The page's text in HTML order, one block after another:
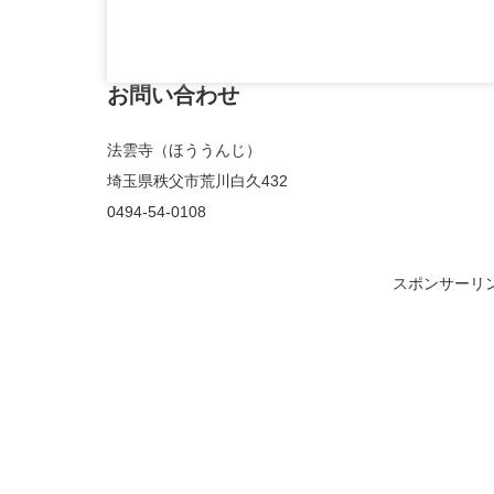
お問い合わせ
法雲寺（ほううんじ）
埼玉県秩父市荒川白久432
0494-54-0108
スポンサーリ